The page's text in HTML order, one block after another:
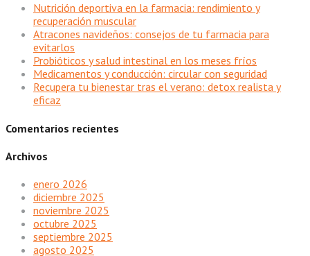
Nutrición deportiva en la farmacia: rendimiento y
recuperación muscular
Atracones navideños: consejos de tu farmacia para
evitarlos
Probióticos y salud intestinal en los meses fríos
Medicamentos y conducción: circular con seguridad
Recupera tu bienestar tras el verano: detox realista y
eficaz
Comentarios recientes
Archivos
enero 2026
diciembre 2025
noviembre 2025
octubre 2025
septiembre 2025
agosto 2025